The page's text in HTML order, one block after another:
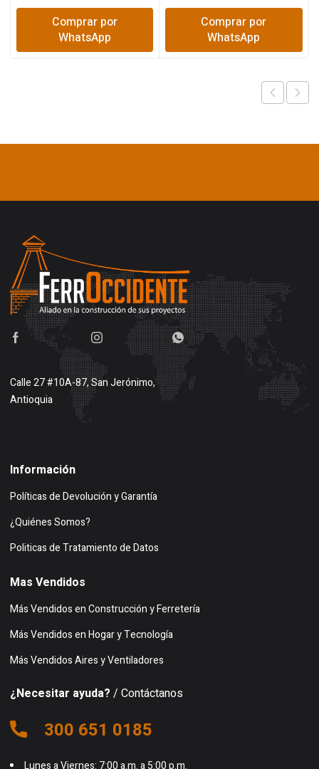
Comprar por
WhatsApp
Comprar por
WhatsApp
Calle 27 #10A-87, San Jerónimo,
Antioquia
Información
Políticas de Devolución y Garantía
¿Quiénes Somos?
Politicas de Tratamiento de Datos
Mas Vendidos
Más Vendidos en Construcción y Ferretería
Más Vendidos en Hogar y Tecnología
Más Vendidos Aires y Ventiladores
¿Necesitar ayuda? / Contáctanos
300 651 0185
Lunes a Viernes: 7:00 a.m. a 5:00 p.m.